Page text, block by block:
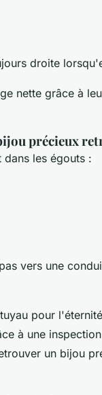
droite
nette grâce à
précieux
les égouts :
vers une
pour
à une
un bijou